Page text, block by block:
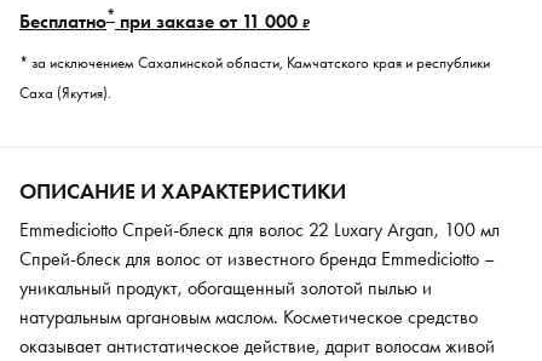
Бесплатно* при заказе от 11 000 ₽
* за исключением Сахалинской области, Камчатского края и республики
Саха (Якутия).
ОПИСАНИЕ И ХАРАКТЕРИСТИКИ
Emmediciotto Спрей-блеск для волос 22 Luxary Argan, 100 мл
Спрей-блеск для волос от известного бренда Emmediciotto –
уникальный продукт, обогащенный золотой пылью и
натуральным аргановым маслом. Косметическое средство
оказывает антистатическое действие, дарит волосам живой